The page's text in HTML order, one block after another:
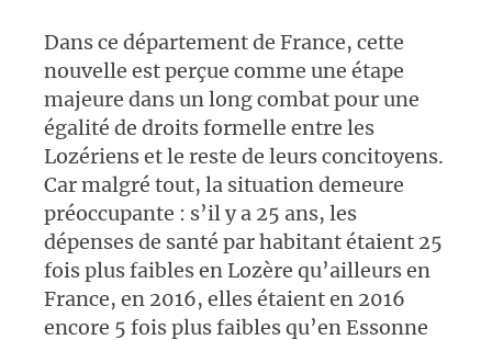
Dans ce département de France, cette
nouvelle est perçue comme une étape
majeure dans un long combat pour une
égalité de droits formelle entre les
Lozériens et le reste de leurs concitoyens.
Car malgré tout, la situation demeure
préoccupante : s’il y a 25 ans, les
dépenses de santé par habitant étaient 25
fois plus faibles en Lozère qu’ailleurs en
France, en 2016, elles étaient en 2016
encore 5 fois plus faibles qu’en Essonne